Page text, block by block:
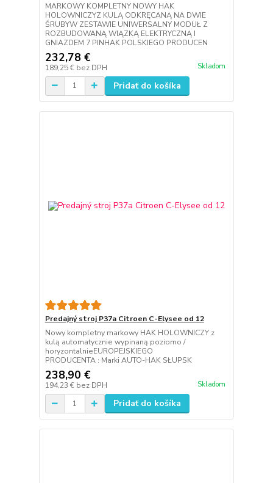
MARKOWY KOMPLETNY NOWY HAK
HOLOWNICZYZ KULĄ ODKRĘCANĄ NA DWIE
ŚRUBYW ZESTAWIE UNIWERSALNY MODUŁ Z
ROZBUDOWANĄ WIĄZKĄ ELEKTRYCZNĄ I
GNIAZDEM 7 PINHAK POLSKIEGO PRODUCEN
232,78 €
189,25 € bez DPH Skladom
Pridať do košíka
Predajný stroj P37a Citroen C-Elysee od 12
Nowy kompletny markowy HAK HOLOWNICZY z
kulą automatycznie wypinaną poziomo /
horyzontalnieEUROPEJSKIEGO
PRODUCENTA : Marki AUTO-HAK SŁUPSK
238,90 €
194,23 € bez DPH Skladom
Pridať do košíka